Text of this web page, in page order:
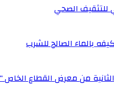
للتثقيف الصحي
بالماء الصالح للشرب
من معرض القطاع الخاص